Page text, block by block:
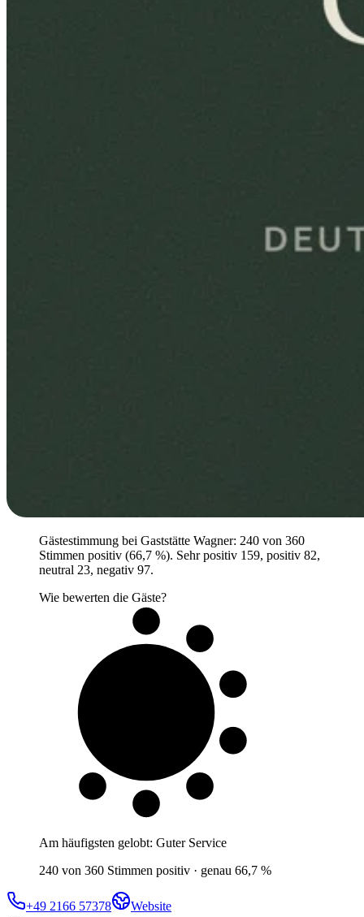
Gästestimmung bei Gaststätte Wagner: 240 von 360
Stimmen positiv (66,7 %). Sehr positiv 159, positiv 82,
neutral 23, negativ 97.
Wie bewerten die Gäste?
Am häufigsten gelobt: Guter Service
240 von 360 Stimmen positiv · genau 66,7 %
+49 2166 57378 Website